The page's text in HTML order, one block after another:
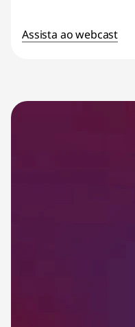
Assista ao webcast